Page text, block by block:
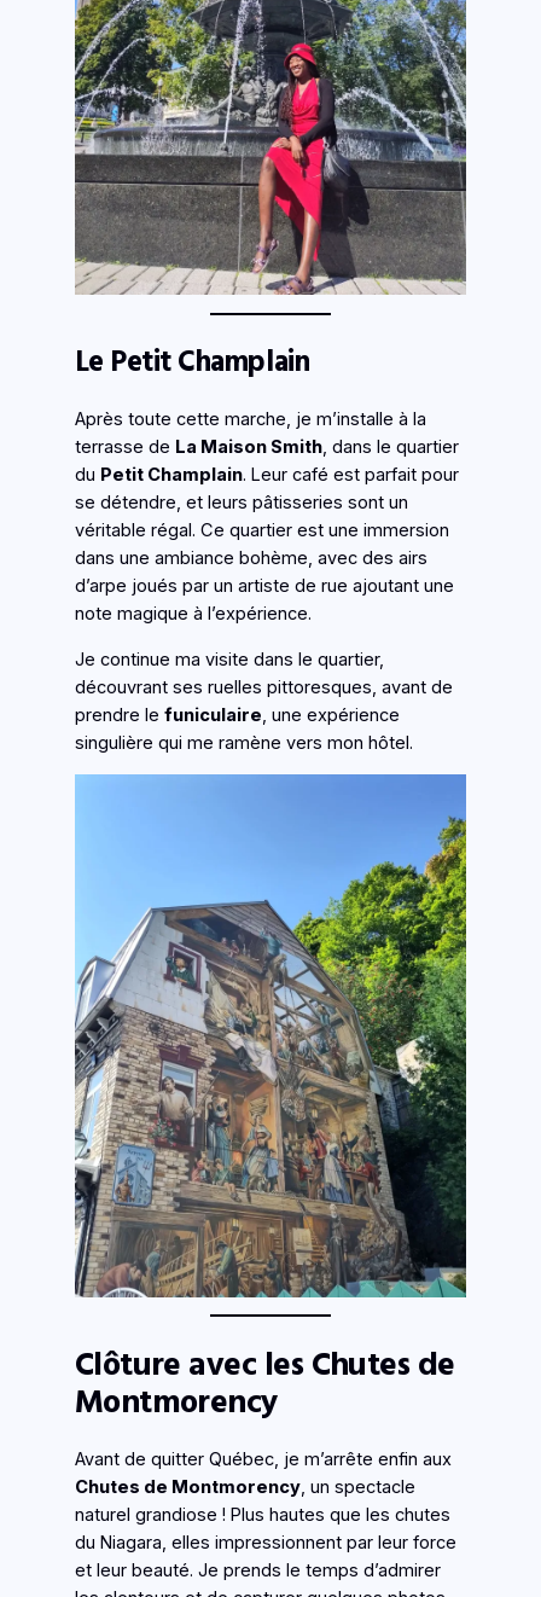
Le Petit Champlain
Après toute cette marche, je m’installe à la
terrasse de La Maison Smith, dans le quartier
du Petit Champlain. Leur café est parfait pour
se détendre, et leurs pâtisseries sont un
véritable régal. Ce quartier est une immersion
dans une ambiance bohème, avec des airs
d’arpe joués par un artiste de rue ajoutant une
note magique à l’expérience.
Je continue ma visite dans le quartier,
découvrant ses ruelles pittoresques, avant de
prendre le funiculaire, une expérience
singulière qui me ramène vers mon hôtel.
Clôture avec les Chutes de
Montmorency
Avant de quitter Québec, je m’arrête enfin aux
Chutes de Montmorency, un spectacle
naturel grandiose ! Plus hautes que les chutes
du Niagara, elles impressionnent par leur force
et leur beauté. Je prends le temps d’admirer